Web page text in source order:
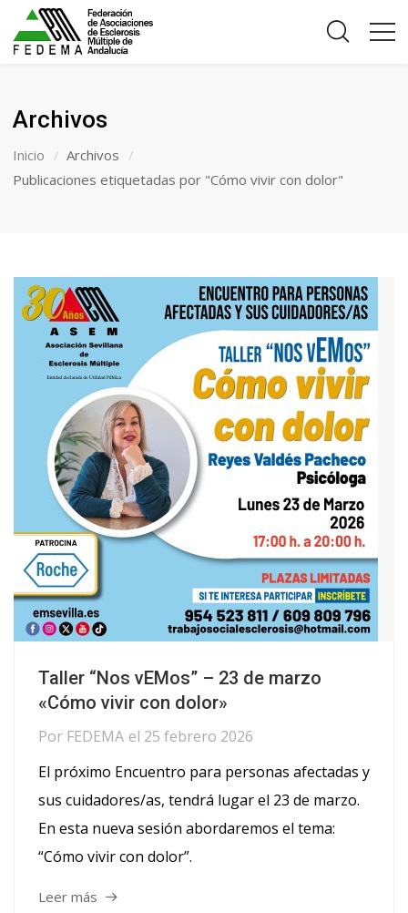
Archivos
Inicio
Archivos
Publicaciones etiquetadas por "Cómo vivir con dolor"
Taller “Nos vEMos” – 23 de marzo
«Cómo vivir con dolor»
Por FEDEMA el 25 febrero 2026
El próximo Encuentro para personas afectadas y
sus cuidadores/as, tendrá lugar el 23 de marzo.
En esta nueva sesión abordaremos el tema:
“Cómo vivir con dolor”.
Leer más